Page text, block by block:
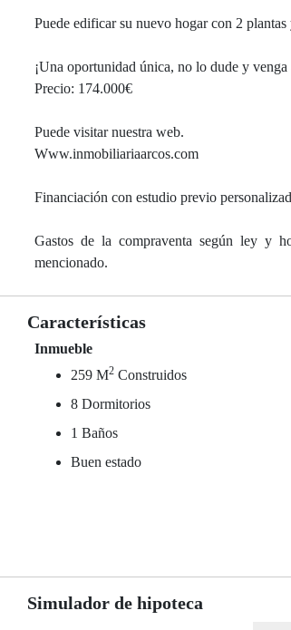
Puede edificar su nuevo hogar con 2
¡Una oportunidad única, no lo dude y venga
Precio: 174.000€
Puede visitar nuestra web.
Www.inmobiliariaarcos.com
Financiación con estudio previo
Gastos de la compraventa según ley y
mencionado.
Características
Inmueble
259 M2 Construidos
8 Dormitorios
1 Baños
Buen estado
Simulador de hipoteca